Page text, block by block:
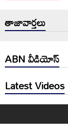
తాజావార్తలు
ABN వీడియోస్
Latest Videos